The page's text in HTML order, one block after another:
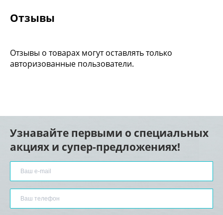
Отзывы
Отзывы о товарах могут оставлять только
авторизованные пользователи.
Узнавайте первыми о специальных
акциях и супер-предложениях!